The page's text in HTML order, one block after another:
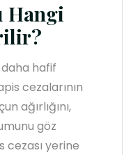
Hangi
hafif
cezalarının
ağırlığını,
göz
cezası yerine